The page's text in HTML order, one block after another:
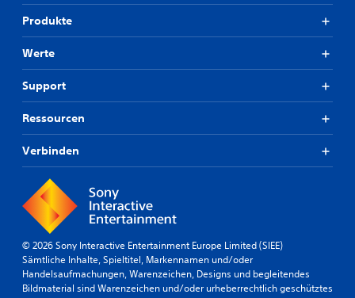
Produkte
Werte
Support
Ressourcen
Verbinden
© 2026 Sony Interactive Entertainment Europe Limited (SIEE)
Sämtliche Inhalte, Spieltitel, Markennamen und/oder
Handelsaufmachungen, Warenzeichen, Designs und begleitendes
Bildmaterial sind Warenzeichen und/oder urheberrechtlich geschütztes